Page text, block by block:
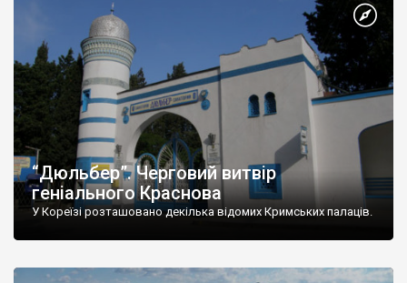
“Дюльбер”. Черговий витвір
геніального Краснова
У Кореїзі розташовано декілька відомих Кримських палаців.